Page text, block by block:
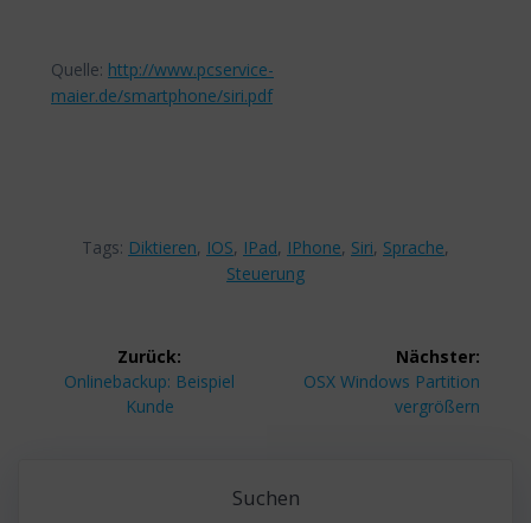
Quelle: http://www.pcservice-
maier.de/smartphone/siri.pdf
Tags: Diktieren, IOS, IPad, IPhone, Siri, Sprache,
Steuerung
Beitragsnavigation
Zurück:
Vorheriger
Onlinebackup: Beispiel
Kunde
Nächster:
Nächster
OSX Windows Partition
vergrößern
Suchen